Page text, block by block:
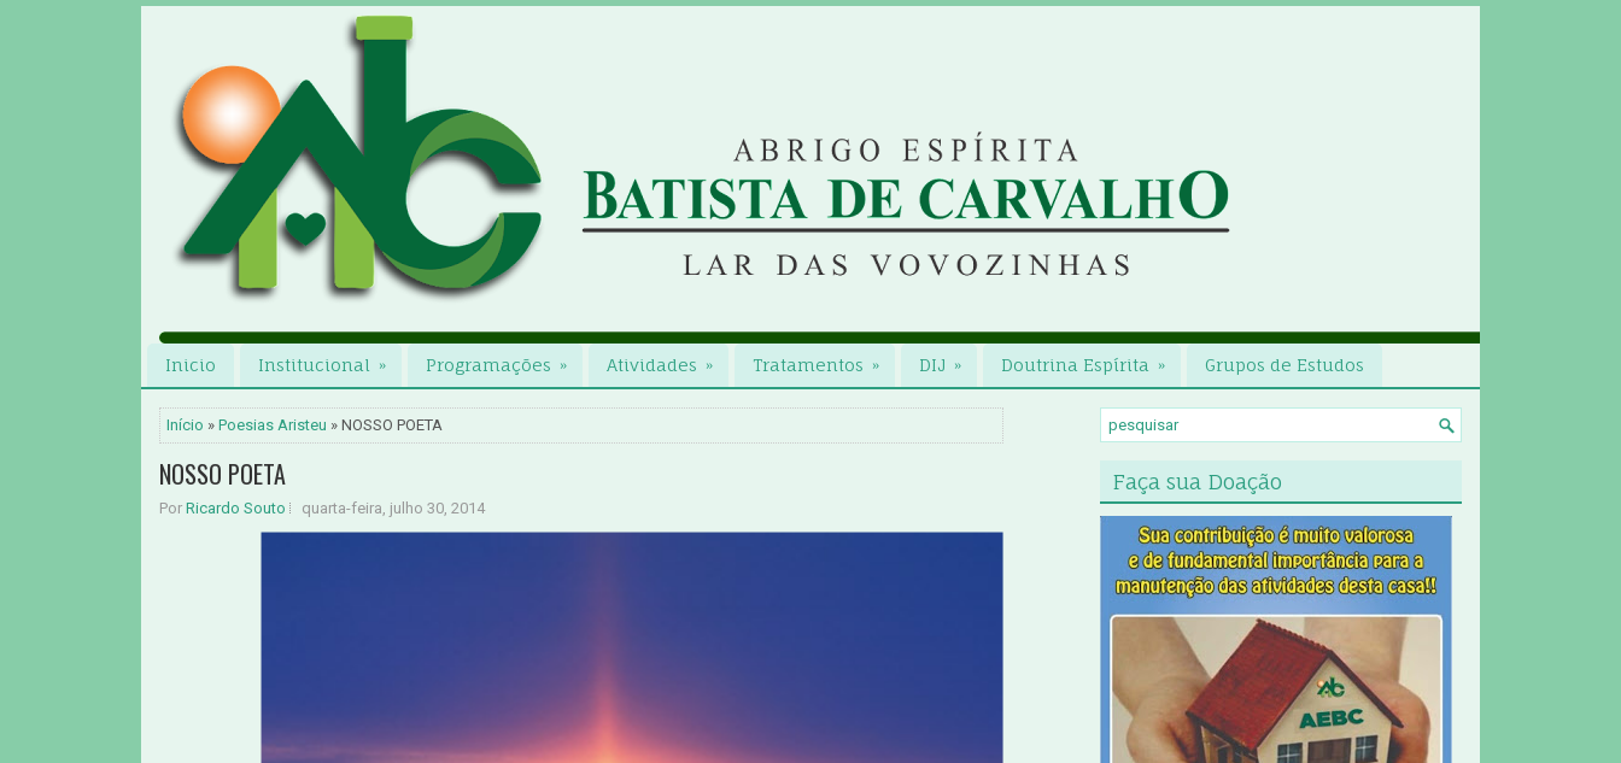
Inicio Institucional » Programações » Atividades » Tratamentos » DIJ » Doutrina Espírita » Grupos de Estudos
Início » Poesias Aristeu » NOSSO POETA
NOSSO POETA
Por Ricardo Souto quarta-feira, julho 30, 2014
Faça sua Doação